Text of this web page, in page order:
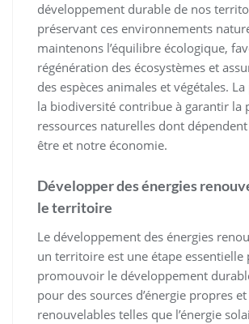
développement durable de nos
préservant ces environnements
maintenons l’équilibre écologique,
régénération des écosystèmes et
des espèces animales et végétales.
la biodiversité contribue à garantir la
ressources naturelles dont
être et notre économie.
Développer des énergies
le territoire
Le développement des énergies
un territoire est une étape essentielle
promouvoir le développement
pour des sources d’énergie propres et
renouvelables telles que l’énergie